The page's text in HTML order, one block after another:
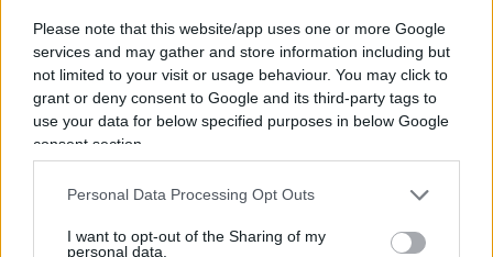
Please note that this website/app uses one or more Google
services and may gather and store information including but
not limited to your visit or usage behaviour. You may click to
grant or deny consent to Google and its third-party tags to
use your data for below specified purposes in below Google
consent section.
Personal Data Processing Opt Outs
I want to opt-out of the Sharing of my
personal data.
frignare. Eccome. E avrebbe anche ragione.
Rispondi
Brava Margherita condivido pienamente il profondo
pensiero che hai espresso e condivido che la vita è bella